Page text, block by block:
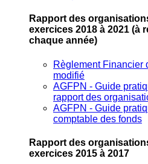
Rapport des
exercices 2018 à 2021 (à
chaque année)
Règlement Financier
modifié
AGFPN ‐ Guide
rapport des
AGFPN ‐ Guide
comptable des fonds
Rapport des
exercices 2015 à 2017